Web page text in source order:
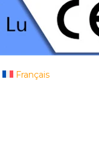
Français